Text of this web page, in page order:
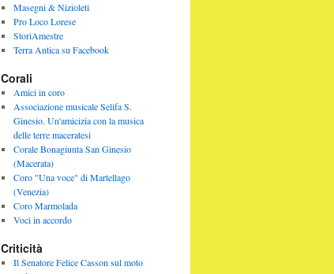
Masegni & Nizioleti
Pro Loco Lorese
StoriAmestre
Terra Antica su Facebook
Corali
Amici in coro
Associazione musicale Selifa S.
Ginesio. Un'amicizia con la musica
delle terre maceratesi
Corale Bonagiunta San Ginesio
(Macerata)
Coro "Una voce" di Martellago
(Venezia)
Coro Marmolada
Voci in accordo
Criticità
Il Senatore Felice Casson sul moto